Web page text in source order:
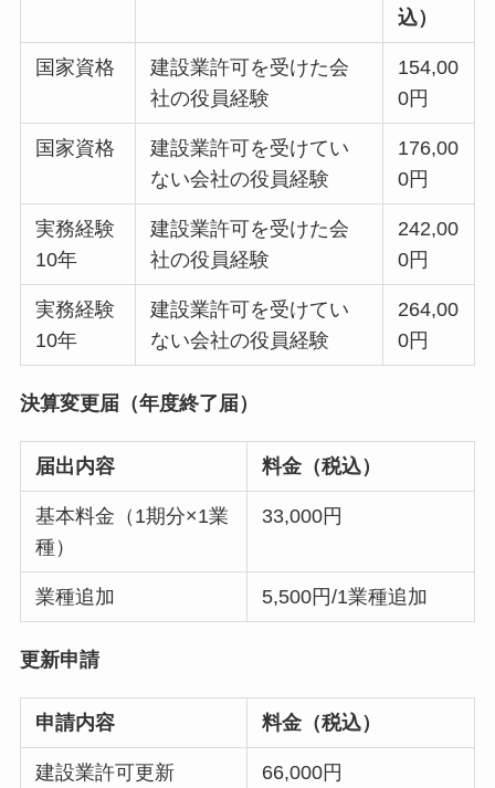
込）
国家資格
建設業許可を受けた会
社の役員経験
154,00
0円
国家資格
建設業許可を受けてい
ない会社の役員経験
176,00
0円
実務経験
10年
建設業許可を受けた会
社の役員経験
242,00
0円
実務経験
10年
建設業許可を受けてい
ない会社の役員経験
264,00
0円
決算変更届（年度終了届）
届出内容 料金（税込）
基本料金（1期分×1業
種）
33,000円
業種追加 5,500円/1業種追加
更新申請
申請内容 料金（税込）
建設業許可更新 66,000円